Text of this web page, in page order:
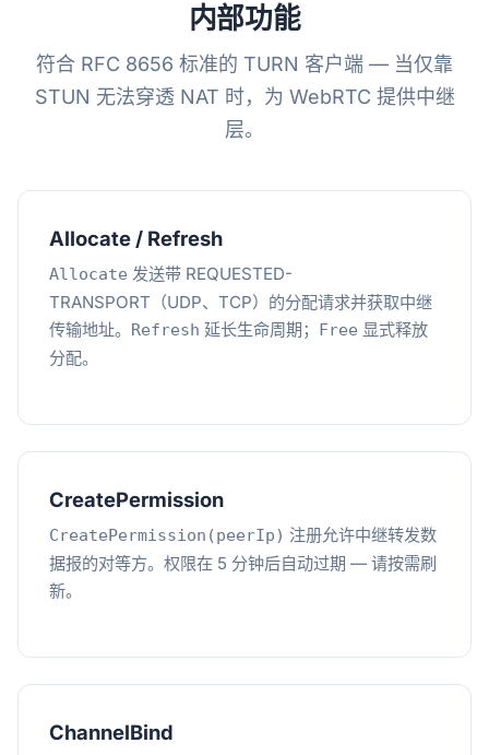
内部功能
符合 RFC 8656 标准的 TURN 客户端 — 当仅靠
STUN 无法穿透 NAT 时，为 WebRTC 提供中继
层。
Allocate / Refresh
Allocate 发送带 REQUESTED-
TRANSPORT（UDP、TCP）的分配请求并获取中继
传输地址。 Refresh 延长生命周期； Free 显式释放
分配。
CreatePermission
CreatePermission(peerIp) 注册允许中继转发数
据报的对等方。权限在 5 分钟后自动过期 — 请按需刷
新。
ChannelBind